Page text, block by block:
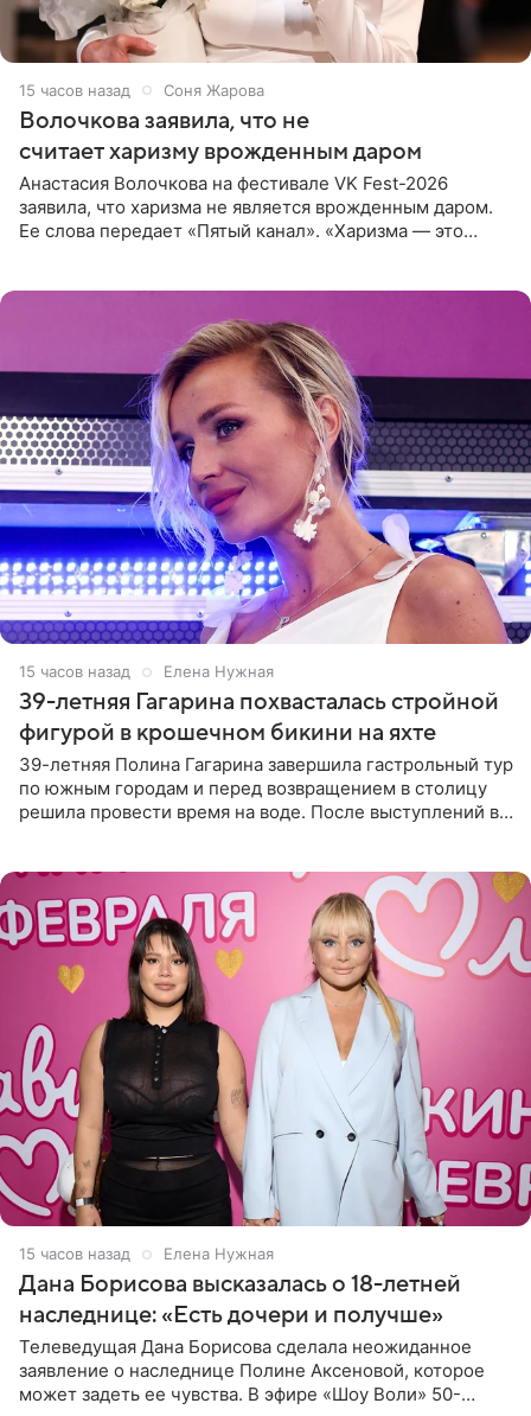
15 часов назад Соня Жарова
Волочкова заявила, что не
считает харизму врожденным даром
Анастасия Волочкова на фестивале VK Fest-2026
заявила, что харизма не является врожденным даром.
Ее слова передает «Пятый канал». «Харизма — это
15 часов назад Елена Нужная
39-летняя Гагарина похвасталась стройной
фигурой в крошечном бикини на яхте
39-летняя Полина Гагарина завершила гастрольный тур
по южным городам и перед возвращением в столицу
решила провести время на воде. После выступлений в
15 часов назад Елена Нужная
Дана Борисова высказалась о 18-летней
наследнице: «Есть дочери и получше»
Телеведущая Дана Борисова сделала неожиданное
заявление о наследнице Полине Аксеновой, которое
может задеть ее чувства. В эфире «Шоу Воли» 50-